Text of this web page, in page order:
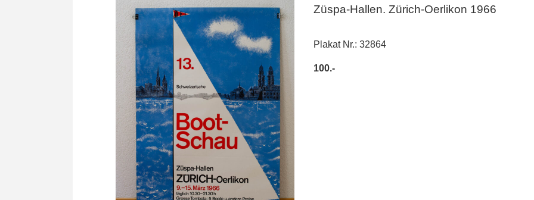
Züspa-Hallen. Zürich-Oerlikon 1966
Plakat Nr.: 32864
100.-